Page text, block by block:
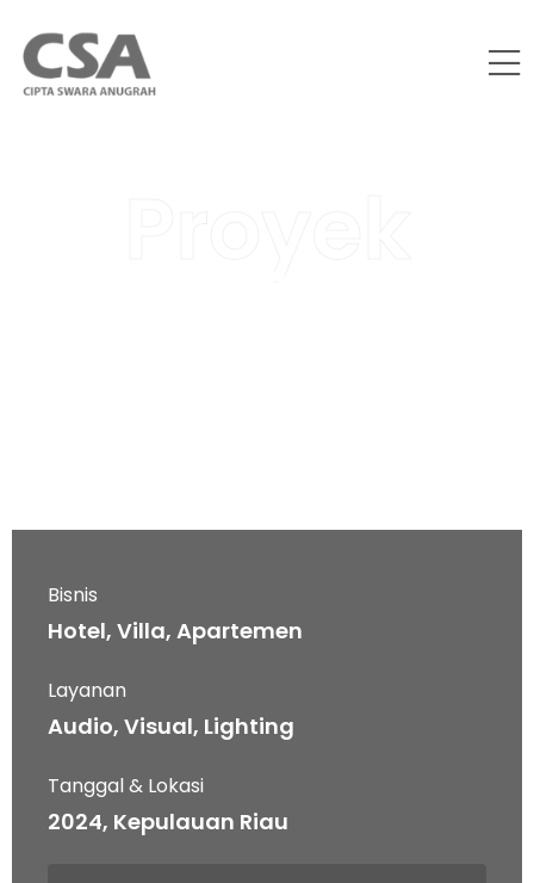
Bisnis
Hotel, Villa, Apartemen
Layanan
Audio, Visual, Lighting
Tanggal & Lokasi
2024, Kepulauan Riau